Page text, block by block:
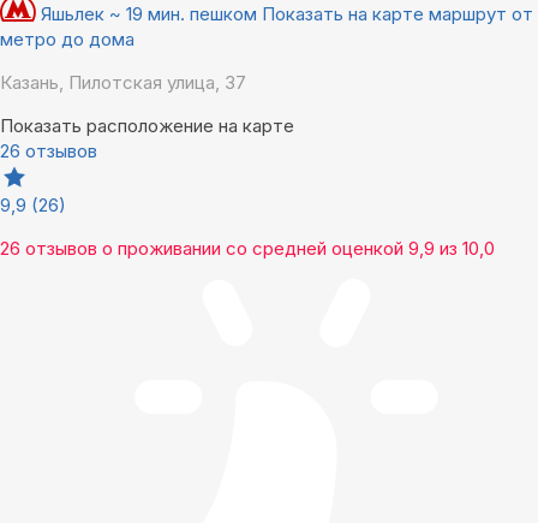
Яшьлек ~ 19 мин. пешком Показать на карте маршрут от
метро до дома
Казань, Пилотская улица, 37
Показать расположение на карте
26 отзывов
9,9 (26)
26 отзывов о проживании со средней оценкой 9,9 из 10,0